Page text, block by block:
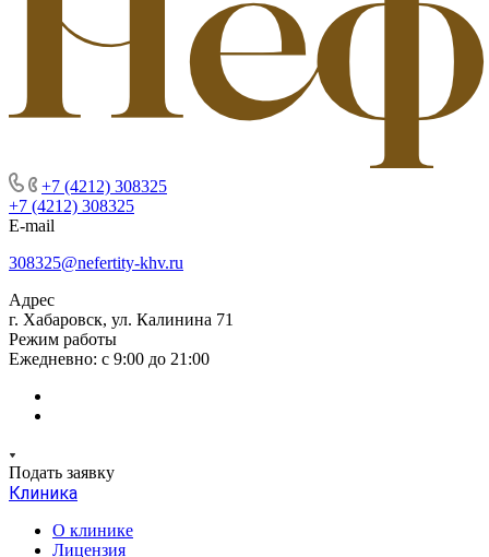
+7 (4212) 308325
+7 (4212) 308325
E-mail
308325@nefertity-khv.ru
Адрес
г. Хабаровск, ул. Калинина 71
Режим работы
Ежедневно: с 9:00 до 21:00
Подать заявку
Клиника
О клинике
Лицензия